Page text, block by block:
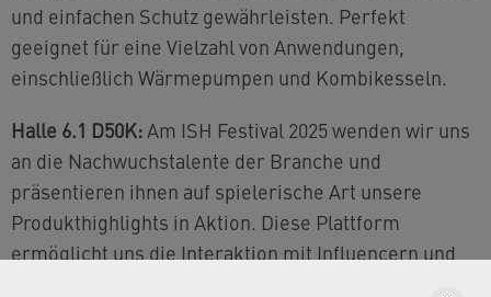
und einfachen Schutz gewährleisten. Perfekt
geeignet für eine Vielzahl von Anwendungen,
einschließlich Wärmepumpen und Kombikesseln.
Halle 6.1 D50K:Am ISH Festival 2025 wenden wir uns
an die Nachwuchstalente der Branche und
präsentieren ihnen auf spielerische Art unsere
Produkthighlights in Aktion. Diese Plattform
ermöglicht uns die Interaktion mit Influencern und